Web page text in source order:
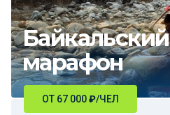
Байкальский
марафон
ОТ 67 000₽/ЧЕЛ